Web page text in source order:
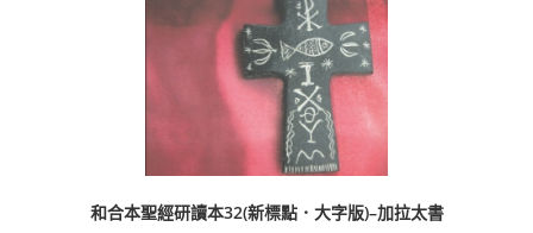
和合本聖經研讀本32(新標點．大字版)–加拉太書